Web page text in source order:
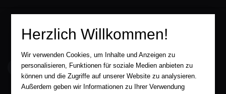
service@aha-buch.de
Herzlich Willkommen!
Wir verwenden Cookies, um Inhalte und Anzeigen zu
personalisieren, Funktionen für soziale Medien anbieten zu
können und die Zugriffe auf unserer Website zu analysieren.
Außerdem geben wir Informationen zu Ihrer Verwendung